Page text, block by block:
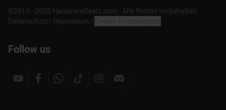
©2015 - 2026 HardwareDealz.com - Alle Rechte vorbehalten.
Datenschutz • Impressum •
Follow us